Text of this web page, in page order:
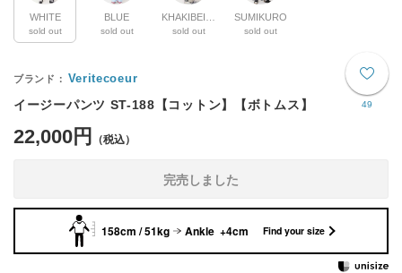
WHITE
sold out
BLUE
sold out sold out
SUMIKURO
sold out
49
Veritecoeur
イージーパンツ ST-188【コットン】【ボトムス】
22,000円
完売しました
158cm / 51kg Ankle +4cm Find your size